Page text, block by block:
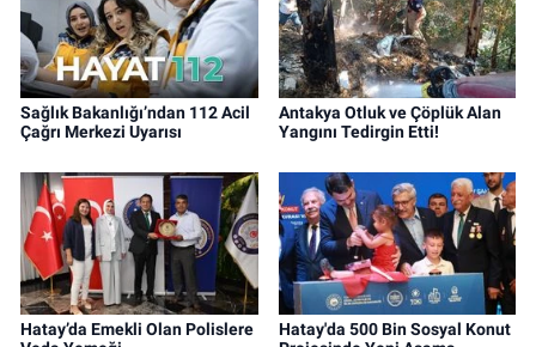
Sağlık Bakanlığı’ndan 112 Acil
Çağrı Merkezi Uyarısı
Antakya Otluk ve Çöplük Alan
Yangını Tedirgin Etti!
Hatay’da Emekli Olan Polislere
Hatay'da 500 Bin Sosyal Konut